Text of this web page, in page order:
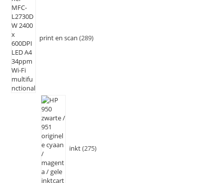
print en scan 289
inkt 275